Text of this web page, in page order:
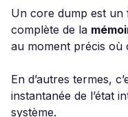
Un core dump est un
complète de la
au moment précis où
En d’autres termes,
instantanée de l’état
système.